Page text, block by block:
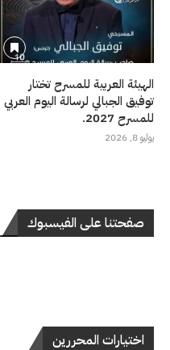
الهيئة العربية للمسرح تختار
توفيق الجبالي لرسالة اليوم العربي
للمسرح 2027.
يوليو 8, 2026
صفحتنا على الفيسبوك
اختيارات المحررين